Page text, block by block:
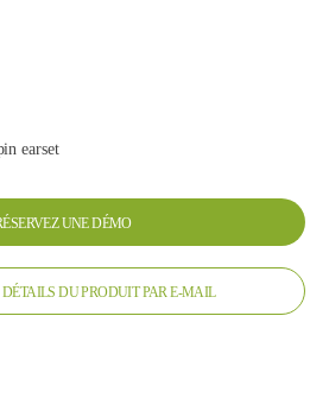
earset
UNE DÉMO
DU PRODUIT PAR E-MAIL